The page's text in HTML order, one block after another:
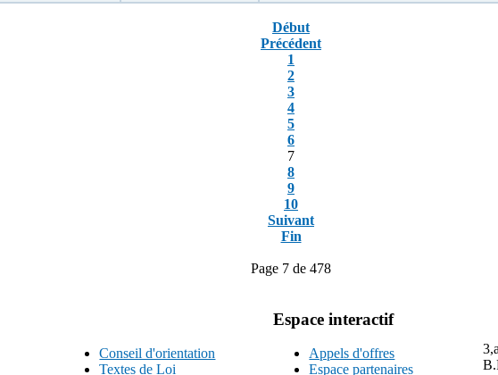
Début
Précédent
1
2
3
4
5
6
7
8
9
10
Suivant
Fin
Page 7 de 478
Conseil d'orientation
Textes de Loi
Espace interactif
Appels d'offres
Espace partenaires